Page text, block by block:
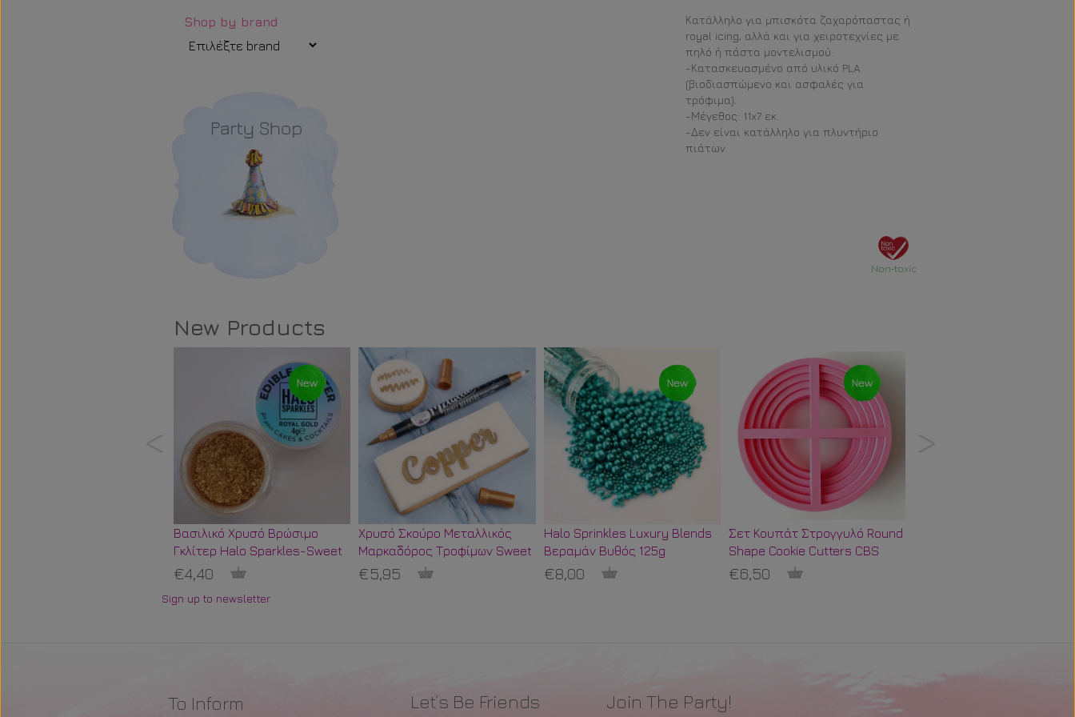
Shop by brand
Κατάλληλο για μπισκότα ζαχαρόπαστας ή
royal icing, αλλά και για χειροτεχνίες με
πηλό ή πάστα μοντελισμού.
-Κατασκευασμένο από υλικό PLA
(βιοδιασπώμενο και ασφαλές για
τρόφιμα).
-Μέγεθος: 11x7 εκ.
-Δεν είναι κατάλληλο για πλυντήριο
πιάτων.
Non‐toxic
New Products
Βασιλικό Χρυσό Βρώσιμο
Γκλίτερ Halo Sparkles-Sweet
Stamp
€4,40
Χρυσό Σκούρο Μεταλλικός
Μαρκαδόρος Τροφίμων Sweet
Stamp
€5,95
Halo Sprinkles Luxury Blends
Βεραμάν Βυθός 125g
€8,00
Σετ Κουπάτ Στρογγυλό Round
Shape Cookie Cutters CBS
€6,50
Sign up to newsletter
To Inform Let’s Be Friends Join The Party!